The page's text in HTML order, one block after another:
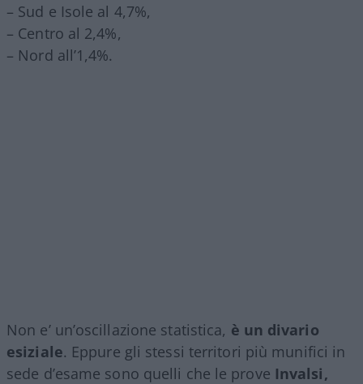
– Sud e Isole al 4,7%,
– Centro al 2,4%,
– Nord all’1,4%.
Non e’ un’oscillazione statistica, è un divario
esiziale. Eppure gli stessi territori più munifici in
sede d’esame sono quelli che le prove Invalsi,